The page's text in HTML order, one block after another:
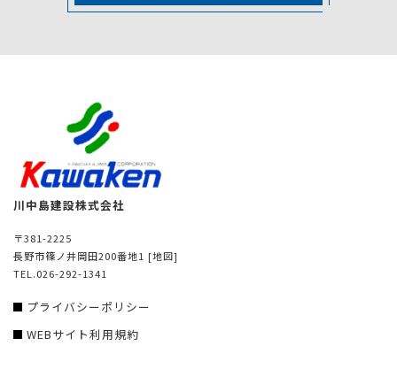
川中島建設株式会社
〒381-2225
長野市篠ノ井岡田200番地1 [地図]
TEL.026-292-1341
プライバシーポリシー
WEBサイト利用規約